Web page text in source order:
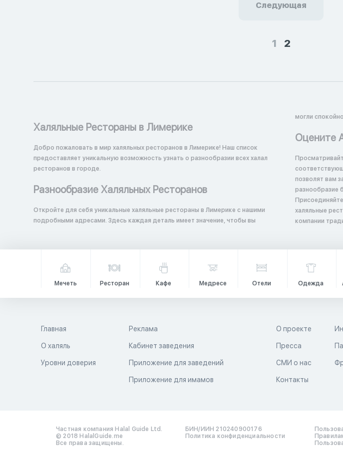
Следующая
1 2
Халяльные Рестораны в Лимерике
Добро пожаловать в мир халяльных ресторанов в Лимерике! Наш список
предоставляет уникальную возможность узнать о разнообразии всех халал
ресторанов в городе.
Разнообразие Халяльных Ресторанов
Откройте для себя уникальные халяльные рестораны в Лимерике с нашими
подробными адресами. Здесь каждая деталь имеет значение, чтобы вы
могли
Оцените
позволят вам
разнообразие
халяльные
компании
Мечеть Ресторан Кафе Медресе Отели Одежда
Главная
О халяль
Уровни доверия
Реклама
Кабинет заведения
Приложение для заведений
Приложение для имамов
О проекте
Пресса
СМИ о нас
Контакты
Частная компания Halal Guide Ltd.
© 2018 HalalGuide.me
Все права защищены.
БИН/ИИН 210240900176
Политика конфиденциальности